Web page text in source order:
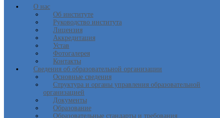
О нас
Об институте
Руководство института
Лицензия
Аккредитация
Устав
Фотогалерея
Контакты
Сведения об образовательной организации
Основные сведения
Структура и органы управления образовательной
организацией
Документы
Образование
Образовательные стандарты и требования